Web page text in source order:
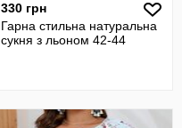
330 грн
Гарна стильна натуральна
сукня з льоном 42-44